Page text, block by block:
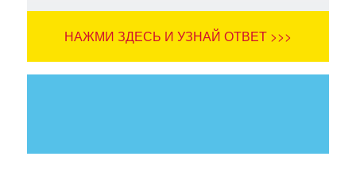
НАЖМИ ЗДЕСЬ И УЗНАЙ ОТВЕТ >>>